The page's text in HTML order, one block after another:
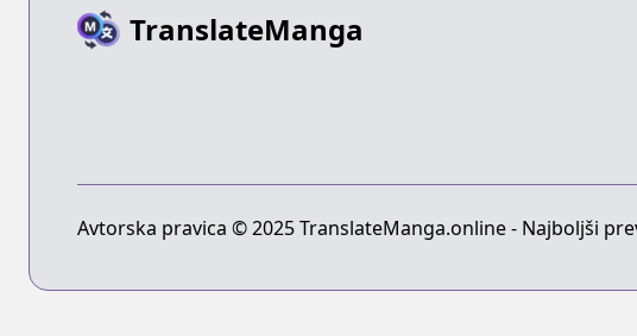
TranslateManga
Avtorska pravica © 2025 TranslateManga.online - Najboljši